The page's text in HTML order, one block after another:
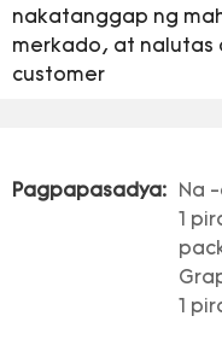
nakatanggap ng
merkado, at nalutas
customer
Pagpapasadya:
Na
1
1